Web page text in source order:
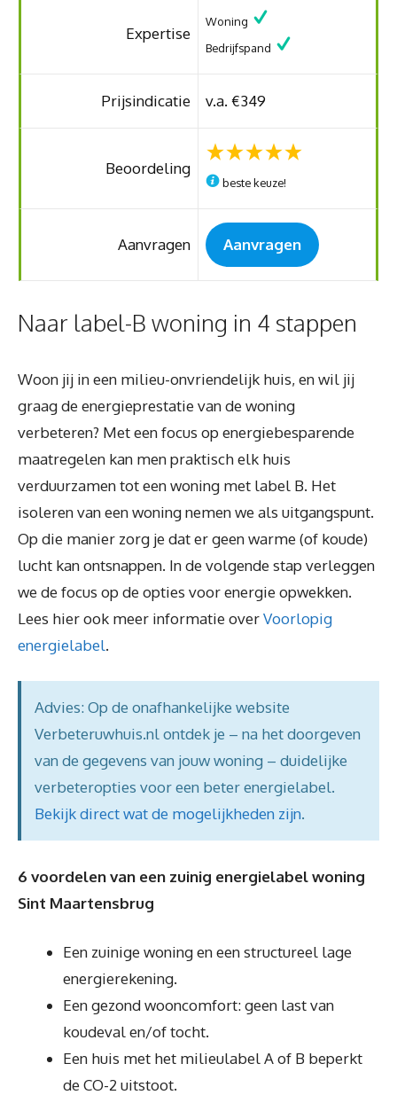
Expertise
Woning
Bedrijfspand
Prijsindicatie v.a. €349
Beoordeling
beste keuze!
Aanvragen Aanvragen
Naar label-B woning in 4 stappen
Woon jij in een milieu-onvriendelijk huis, en wil jij
graag de energieprestatie van de woning
verbeteren? Met een focus op energiebesparende
maatregelen kan men praktisch elk huis
verduurzamen tot een woning met label B. Het
isoleren van een woning nemen we als uitgangspunt.
Op die manier zorg je dat er geen warme (of koude)
lucht kan ontsnappen. In de volgende stap verleggen
we de focus op de opties voor energie opwekken.
Lees hier ook meer informatie overVoorlopig
energielabel.
Advies: Op de onafhankelijke website
Verbeteruwhuis.nl ontdek je – na het doorgeven
van de gegevens van jouw woning – duidelijke
verbeteropties voor een beter energielabel.
Bekijk direct wat de mogelijkheden zijn.
6 voordelen van een zuinig energielabel woning
Sint Maartensbrug
Een zuinige woning en een structureel lage
energierekening.
Een gezond wooncomfort: geen last van
koudeval en/of tocht.
Een huis met het milieulabel A of B beperkt
de CO-2 uitstoot.